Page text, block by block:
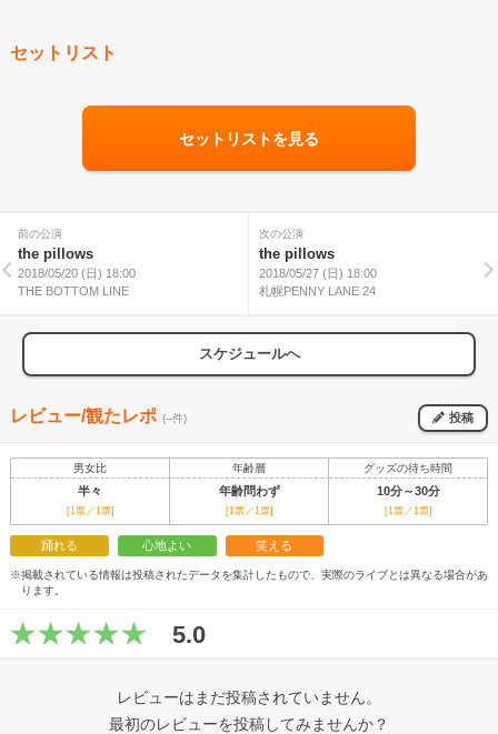
セットリスト
セットリストを見る
前の公演
the pillows
2018/05/20 (日) 18:00
THE BOTTOM LINE
次の公演
the pillows
2018/05/27 (日) 18:00
札幌PENNY LANE 24
スケジュールへ
レビュー/観たレポ (--件) 投稿
男女比 年齢層 グッズの待ち時間
半々 年齢問わず 10分～30分
[1票／1票] [1票／1票] [1票／1票]
踊れる 心地よい 笑える
※掲載されている情報は投稿されたデータを集計したもので、実際のライブとは異なる場合があ
ります。
5.0
レビューはまだ投稿されていません。
最初のレビューを投稿してみませんか？